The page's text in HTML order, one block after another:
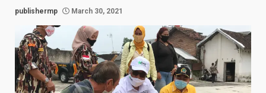
publishermp March 30, 2021